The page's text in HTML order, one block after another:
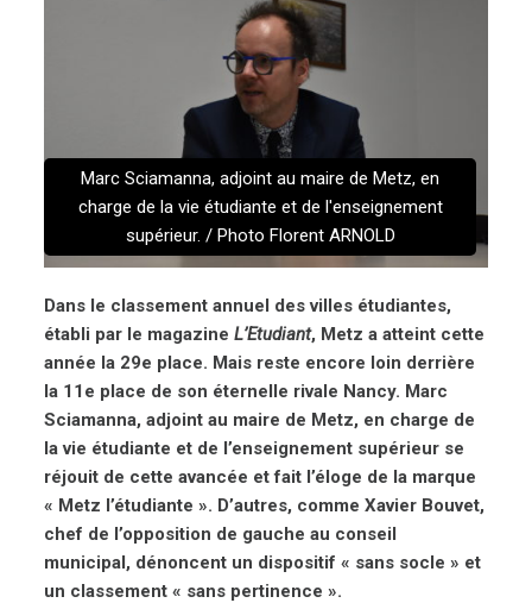
Marc Sciamanna, adjoint au maire de Metz, en
charge de la vie étudiante et de l'enseignement
supérieur. / Photo Florent ARNOLD
Dans le classement annuel des villes étudiantes,
établi par le magazineL’Etudiant, Metz a atteint cette
année la 29e place. Mais reste encore loin derrière
la 11e place de son éternelle rivale Nancy. Marc
Sciamanna, adjoint au maire de Metz, en charge de
la vie étudiante et de l’enseignement supérieur se
réjouit de cette avancée et fait l’éloge de la marque
« Metz l’étudiante ». D’autres, comme Xavier Bouvet,
chef de l’opposition de gauche au conseil
municipal, dénoncent un dispositif « sans socle » et
un classement « sans pertinence ».